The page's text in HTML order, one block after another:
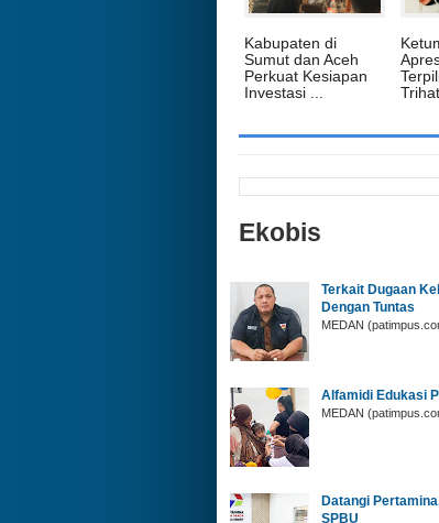
Kabupaten di
Sumut dan Aceh
Perkuat Kesiapan
Investasi ...
Ekobis
Terkait Dugaan
Dengan Tuntas
MEDAN
Alfamidi Edukasi
MEDAN
Datangi
SPBU